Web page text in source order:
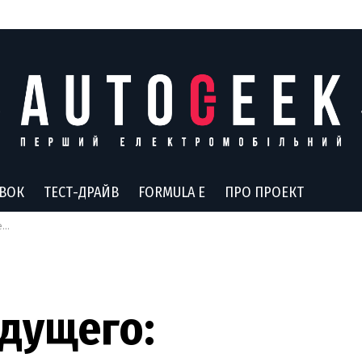
ТЕСТ-ДРАЙВ FORMULA E ПРО ПРОЕКТ